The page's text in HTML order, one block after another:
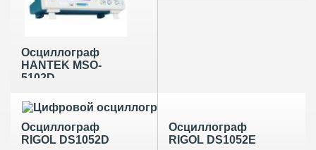
Осциллограф
HANTEK MSO-
5102D
Осциллограф
RIGOL DS1052D
Осциллограф
RIGOL DS1052E